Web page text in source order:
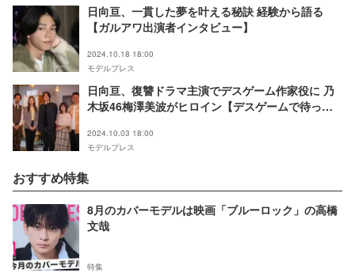
日向亘、一貫した夢を叶える秘訣 経験から語る
【ガルアワ出演者インタビュー】
2024.10.18 18:00
モデルプレス
日向亘、復讐ドラマ主演でデスゲーム作家役に 乃
木坂46梅澤美波がヒロイン【デスゲームで待って
2024.10.03 18:00
モデルプレス
おすすめ特集
8月のカバーモデルは映画「ブルーロック」の高橋
文哉
特集